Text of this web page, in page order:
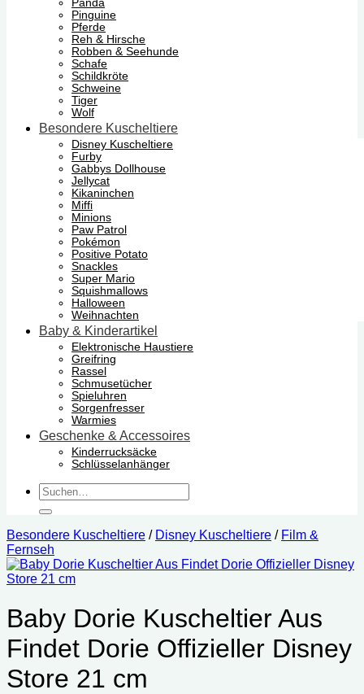
Panda
Pinguine
Pferde
Reh & Hirsche
Robben & Seehunde
Schafe
Schildkröte
Schweine
Tiger
Wolf
Besondere Kuscheltiere
Disney Kuscheltiere
Furby
Gabbys Dollhouse
Jellycat
Kikaninchen
Miffi
Minions
Paw Patrol
Pokémon
Positive Potato
Snackles
Super Mario
Squishmallows
Halloween
Weihnachten
Baby & Kinderartikel
Elektronische Haustiere
Greifring
Rassel
Schmusetücher
Spieluhren
Sorgenfresser
Warmies
Geschenke & Accessoires
Kinderrucksäcke
Schlüsselanhänger
Suchen
nach:
Besondere Kuscheltiere / Disney Kuscheltiere / Film &
Fernseh
Baby Dorie Kuscheltier Aus
Findet Dorie Offizieller Disney
Store 21 cm